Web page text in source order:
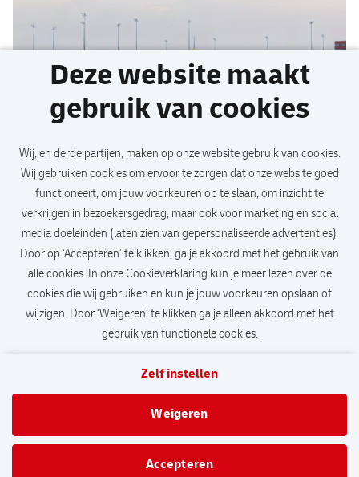
Deze website maakt
gebruik van cookies
Wij, en derde partijen, maken op onze website gebruik van cookies.
Wij gebruiken cookies om ervoor te zorgen dat onze website goed
functioneert, om jouw voorkeuren op te slaan, om inzicht te
verkrijgen in bezoekersgedrag, maar ook voor marketing en social
media doeleinden (laten zien van gepersonaliseerde advertenties).
Door op ‘Accepteren’ te klikken, ga je akkoord met het gebruik van
alle cookies. In onze Cookieverklaring kun je meer lezen over de
cookies die wij gebruiken en kun je jouw voorkeuren opslaan of
wijzigen. Door ‘Weigeren’ te klikken ga je alleen akkoord met het
gebruik van functionele cookies.
Zelf instellen
Weigeren
Accepteren
Job alert
Stap 1/2: Stel job alert in
Veelgestelde vragen
DHL.com